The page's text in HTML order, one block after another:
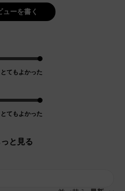
ューを書く
とてもよかった
とてもよかった
っと見る